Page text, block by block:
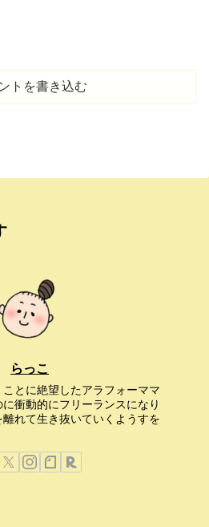
トを書き込む
らっこ
とに絶望したアラフォーママ
衝動的にフリーランスになり
れて生き抜いていくようすを